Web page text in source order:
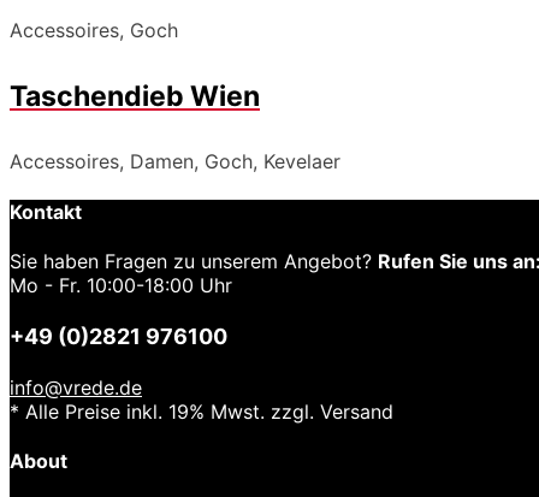
Accessoires, Goch
Taschendieb Wien
Accessoires, Damen, Goch, Kevelaer
Kontakt
Sie haben Fragen zu unserem Angebot? Rufen Sie uns
Mo - Fr. 10:00-18:00 Uhr
+49 (0)2821 976100
info@vrede.de
* Alle Preise inkl. 19% Mwst. zzgl. Versand
About